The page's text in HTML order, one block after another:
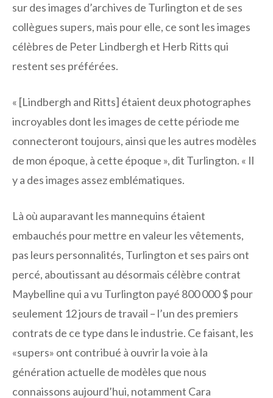
sur des images d’archives de Turlington et de ses
collègues supers, mais pour elle, ce sont les images
célèbres de Peter Lindbergh et Herb Ritts qui
restent ses préférées.
« [Lindbergh and Ritts] étaient deux photographes
incroyables dont les images de cette période me
connecteront toujours, ainsi que les autres modèles
de mon époque, à cette époque », dit Turlington. « Il
y a des images assez emblématiques.
Là où auparavant les mannequins étaient
embauchés pour mettre en valeur les vêtements,
pas leurs personnalités, Turlington et ses pairs ont
percé, aboutissant au désormais célèbre contrat
Maybelline qui a vu Turlington payé 800 000 $ pour
seulement 12 jours de travail – l’un des premiers
contrats de ce type dans le industrie. Ce faisant, les
«supers» ont contribué à ouvrir la voie à la
génération actuelle de modèles que nous
connaissons aujourd’hui, notamment Cara